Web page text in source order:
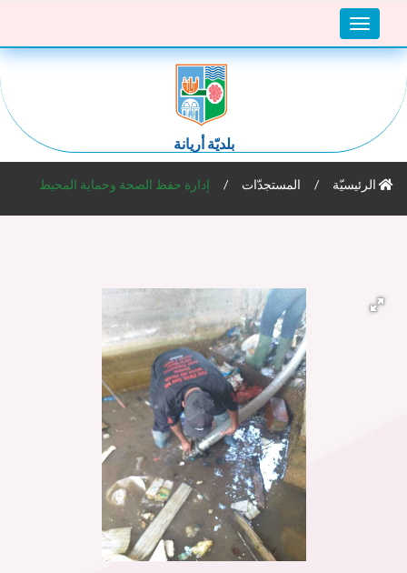
Toggle
navigation
بلديّة أريانة
الرئيسيّة المستجدّات إدارة حفظ الصحة وحماية المحيط